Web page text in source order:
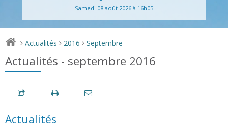
Samedi 08 août 2026 à 16h05
> Actualités > 2016 > Septembre
Actualités - septembre 2016
Actualités